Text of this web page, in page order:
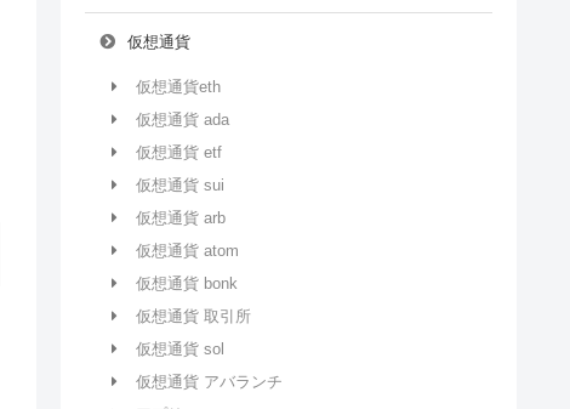
仮想通貨
仮想通貨eth
仮想通貨 ada
仮想通貨 etf
仮想通貨 sui
仮想通貨 arb
仮想通貨 atom
仮想通貨 bonk
仮想通貨 取引所
仮想通貨 sol
仮想通貨 アバランチ